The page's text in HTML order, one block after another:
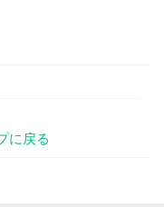
に戻る